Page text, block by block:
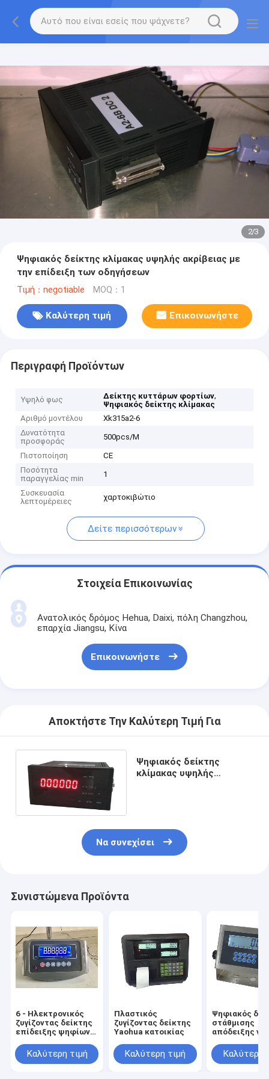
2/3
Ψηφιακός δείκτης κλίμακας υψηλής ακρίβειας με
την επίδειξη των οδηγήσεων
Τιμή：negotiable MOQ：1
Καλύτερη τιμή Επικοινωνήστε
Περιγραφή Προϊόντων
Υψηλό φως Δείκτης κυττάρων φορτίων,
Ψηφιακός δείκτης κλίμακας
Αριθμό μοντέλου
Xk315a2-6
Δυνατότητα
προσφοράς
500pcs/M
Πιστοποίηση
CE
Ποσότητα
παραγγελίας min
1
Συσκευασία
λεπτομέρειες
χαρτοκιβώτιο
Δείτε περισσότερων
Στοιχεία Επικοινωνίας
Ανατολικός δρόμος Hehua, Daixi, πόλη Changzhou,
επαρχία Jiangsu, Κίνα
Επικοινωνήστε
Αποκτήστε Την Καλύτερη Τιμή Για
Ψηφιακός δείκτης
κλίμακας υψηλής
Να συνεχίσει
Συνιστώμενα Προϊόντα
6 - Ηλεκτρονικός
ζυγίζοντας δείκτης
επίδειξης ψηφίων
Καλύτερη τιμή
Πλαστικός
ζυγίζοντας δείκτης
Yaohua κατοικίας
Καλύτερη τιμή
Ψηφιακός
στάθμισης
απόδειξης
Καλύτερη